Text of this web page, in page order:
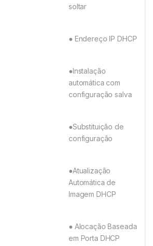
soltar
● Endereço IP DHCP
●Instalação
automática com
configuração salva
●Substituição de
configuração
●Atualização
Automática de
Imagem DHCP
● Alocação Baseada
em Porta DHCP